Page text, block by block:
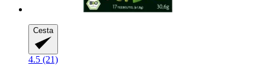
Cesta
4.5 (21)